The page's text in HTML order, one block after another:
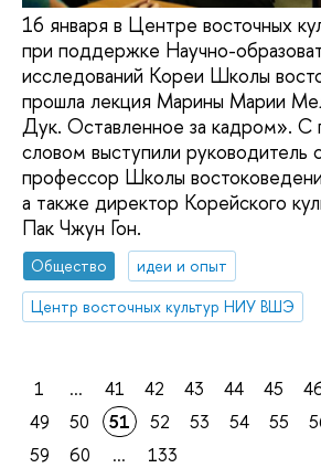
16 января в Центре восточных
при поддержке Научно-
исследований Кореи Школы
прошла лекция Марины Марии
Дук. Оставленное за кадром». С
словом выступили руководитель
профессор Школы
а также директор Корейского
Пак Чжун Гон.
Общество
идеи и опыт
Центр восточных культур НИУ ВШЭ
1 ... 41 42 43 44 45
49
50 51 52 53 54 55
59
60 ... 133